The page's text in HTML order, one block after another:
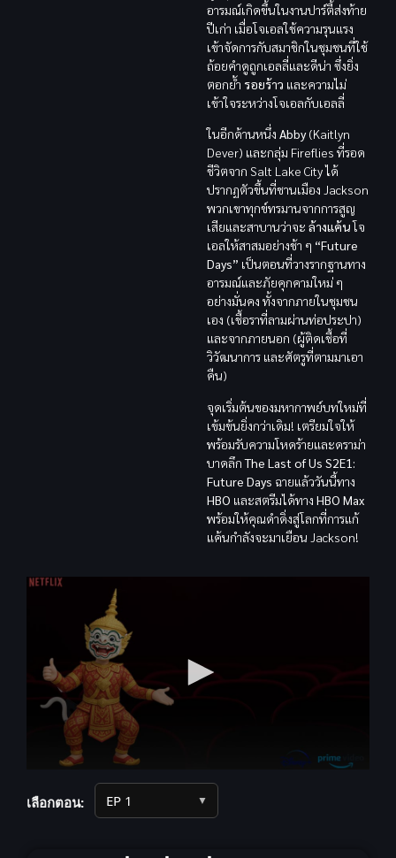
อารมณ์เกิดขึ้นในงานปาร์ตี้ส่งท้าย
ปีเก่า เมื่อโจเอลใช้ความรุนแรง
เข้าจัดการกับสมาชิกในชุมชนที่ใช้
ถ้อยคำดูถูกเอลลี่และดีน่า ซึ่งยิ่ง
ตอกย้ำ รอยร้าว และความไม่
เข้าใจระหว่างโจเอลกับเอลลี่
ในอีกด้านหนึ่ง Abby(Kaitlyn
Dever) และกลุ่ม Fireflies ที่รอด
ชีวิตจาก Salt Lake City ได้
ปรากฏตัวขึ้นที่ชานเมือง Jackson
พวกเขาทุกข์ทรมานจากการสูญ
เสียและสาบานว่าจะ ล้างแค้นโจ
เอลให้สาสมอย่างช้า ๆ “Future
Days” เป็นตอนที่วางรากฐานทาง
อารมณ์และภัยคุกคามใหม่ ๆ
อย่างมั่นคง ทั้งจากภายในชุมชน
เอง (เชื้อราที่ลามผ่านท่อประปา)
และจากภายนอก (ผู้ติดเชื้อที่
วิวัฒนาการ และศัตรูที่ตามมาเอา
คืน)
จุดเริ่มต้นของมหากาพย์บทใหม่ที่
เข้มข้นยิ่งกว่าเดิม! เตรียมใจให้
พร้อมรับความโหดร้ายและดราม่า
บาดลึกThe Last of Us S2E1:
Future Days ฉายแล้ววันนี้ทาง
HBO และสตรีมได้ทาง HBO Max
พร้อมให้คุณดำดิ่งสู่โลกที่การแก้
แค้นกำลังจะมาเยือน Jackson!
เลือกตอน: ▼